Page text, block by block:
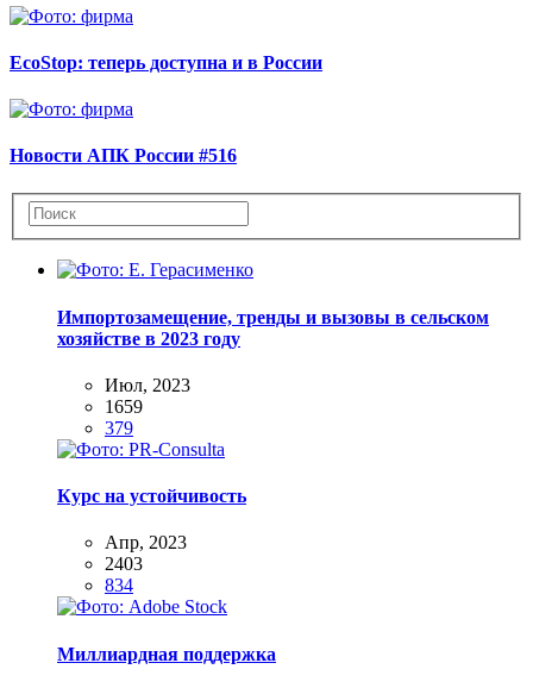
EcoStop: теперь доступна и в России
Новости АПК России #516
Импортозамещение, тренды и вызовы в сельском
хозяйстве в 2023 году
Июл, 2023
1659
379
Курс на устойчивость
Апр, 2023
2403
834
Миллиардная поддержка